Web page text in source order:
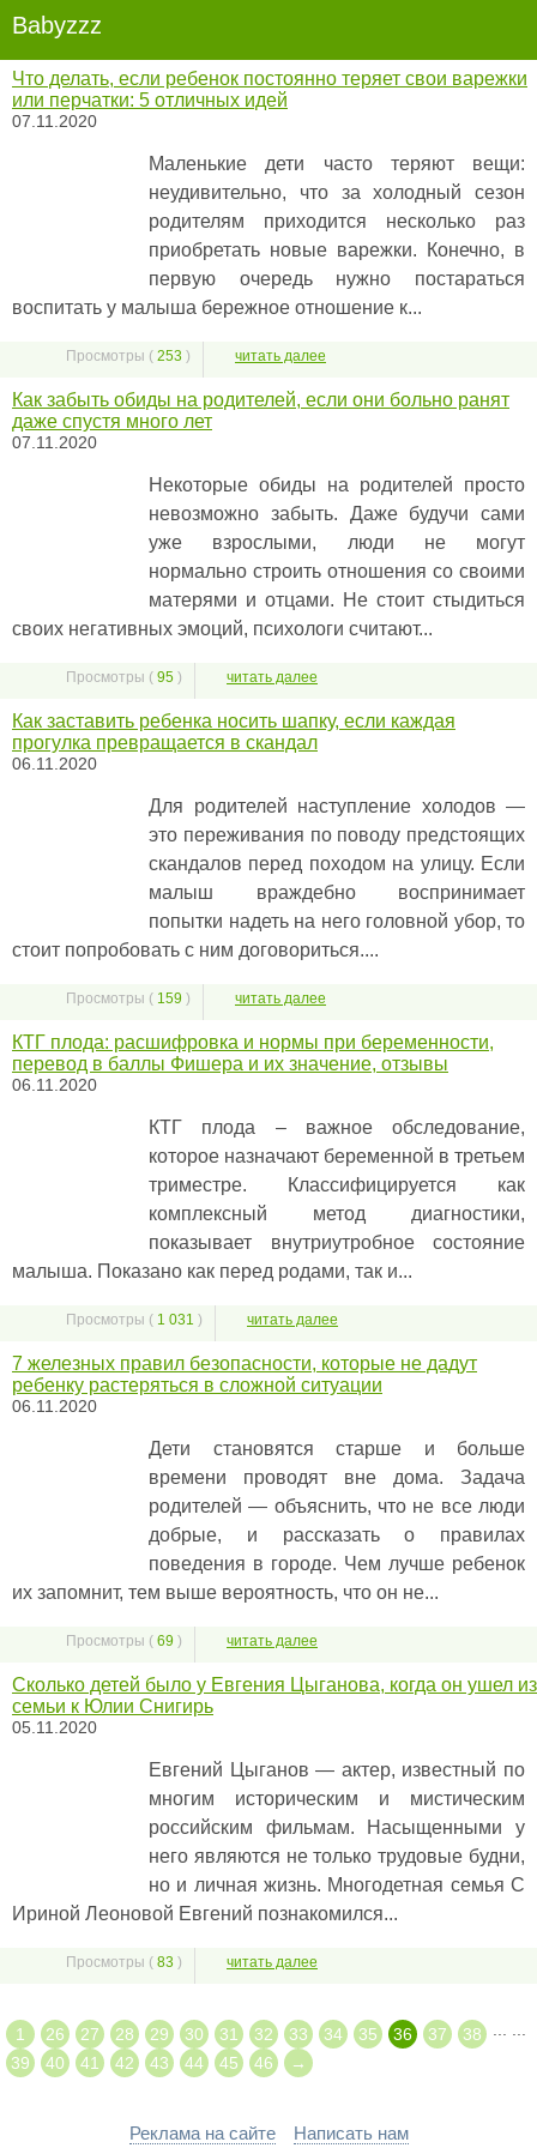
Babyzzz
Что делать, если ребенок постоянно теряет свои варежки
или перчатки: 5 отличных идей
07.11.2020
Маленькие дети часто теряют вещи:
неудивительно, что за холодный сезон
родителям приходится несколько раз
приобретать новые варежки. Конечно, в
первую очередь нужно постараться
воспитать у малыша бережное отношение к...
Просмотры ( 253 ) читать далее
Как забыть обиды на родителей, если они больно ранят
даже спустя много лет
07.11.2020
Некоторые обиды на родителей просто
невозможно забыть. Даже будучи сами
уже взрослыми, люди не могут
нормально строить отношения со своими
матерями и отцами. Не стоит стыдиться
своих негативных эмоций, психологи считают...
Просмотры ( 95 ) читать далее
Как заставить ребенка носить шапку, если каждая
прогулка превращается в скандал
06.11.2020
Для родителей наступление холодов —
это переживания по поводу предстоящих
скандалов перед походом на улицу. Если
малыш враждебно воспринимает
попытки надеть на него головной убор, то
стоит попробовать с ним договориться....
Просмотры ( 159 ) читать далее
КТГ плода: расшифровка и нормы при беременности,
перевод в баллы Фишера и их значение, отзывы
06.11.2020
КТГ плода – важное обследование,
которое назначают беременной в третьем
триместре. Классифицируется как
комплексный метод диагностики,
показывает внутриутробное состояние
малыша. Показано как перед родами, так и...
Просмотры ( 1 031 ) читать далее
7 железных правил безопасности, которые не дадут
ребенку растеряться в сложной ситуации
06.11.2020
Дети становятся старше и больше
времени проводят вне дома. Задача
родителей ― объяснить, что не все люди
добрые, и рассказать о правилах
поведения в городе. Чем лучше ребенок
их запомнит, тем выше вероятность, что он не...
Просмотры ( 69 ) читать далее
Сколько детей было у Евгения Цыганова, когда он ушел из
семьи к Юлии Снигирь
05.11.2020
Евгений Цыганов — актер, известный по
многим историческим и мистическим
российским фильмам. Насыщенными у
него являются не только трудовые будни,
но и личная жизнь. Многодетная семья С
Ириной Леоновой Евгений познакомился...
Просмотры ( 83 ) читать далее
1 26 27 28 29 30 31 32 33 34 35 36 37
38
39
40 41 42 43 44 45 46
→
Реклама на сайте Написать нам